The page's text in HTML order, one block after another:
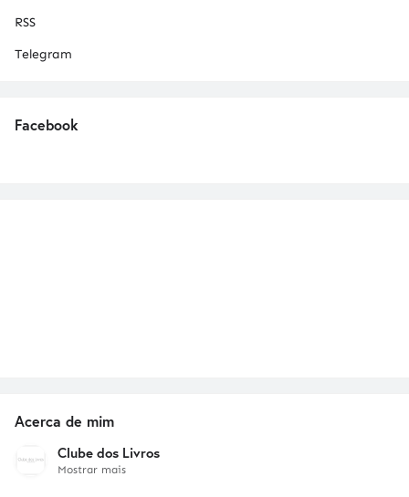
RSS
Telegram
Facebook
Acerca de mim
Clube dos Livros
Mostrar mais